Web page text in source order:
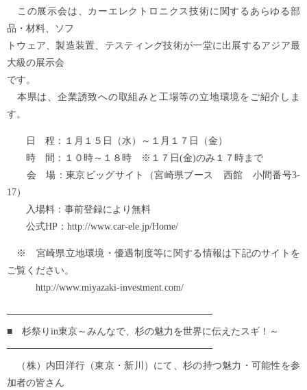
この展示会は、カーエレクトロニクス技術に関するあらゆる部
品・材料、ソフ
トウェア、製造装置、テスティング技術が一堂に出展するアジア最
大級の展示会
です。
本県は、企業誘致への取組みと工場等の立地環境をご紹介しま
す。
日 程：１月１５日（水）～１月１７日（金）
時 間：１０時～１８時 ※１７日(金)のみ１７時まで
会 場：東京ビッグサイト（宮崎県ブース 西館 小間番号3-
17）
入場料：事前登録により無料
公式HP：http://www.car-ele.jp/Home/
※ 宮崎県立地環境・優遇制度等に関する情報は下記のサイトを
ご覧ください。
http://www.miyazaki-investment.com/
──────────────────────────────
■ 杉祭りin東京～みんなで、杉の魅力を世界に伝えたスギ！～
──────────────────────────────
（株）内田洋行（東京・新川）にて、杉の持つ魅力・可能性を参
加者の皆さん